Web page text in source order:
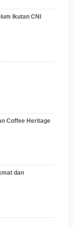
Ikutan CNI
Coffee Heritage
dan